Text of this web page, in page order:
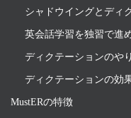
シャドウイングとディ
英会話学習を独習で進
ディクテーションのや
ディクテーションの効
MustERの特徴